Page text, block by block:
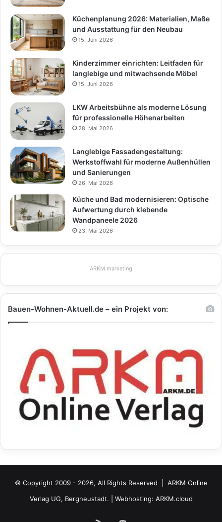
Küchenplanung 2026: Materialien, Maße
und Ausstattung für den Neubau
15. Juni 2026
Kinderzimmer einrichten: Leitfaden für
langlebige und mitwachsende Möbel
15. Juni 2026
LKW Arbeitsbühne als moderne Lösung
für professionelle Höhenarbeiten
28. Mai 2026
Langlebige Fassadengestaltung:
Werkstoffwahl für moderne Außenhüllen
und Sanierungen
26. Mai 2026
Küche und Bad modernisieren: Optische
Aufwertung durch klebende
Wandpaneele 2026
23. Mai 2026
ARKM.marketing
Bauen-Wohnen-Aktuell.de – ein Projekt von:
© Copyright 2009 - 2026, All Rights Reserved | ARKM Online
Verlag UG, Bergneustadt. | Webhosting: ARKM.cloud